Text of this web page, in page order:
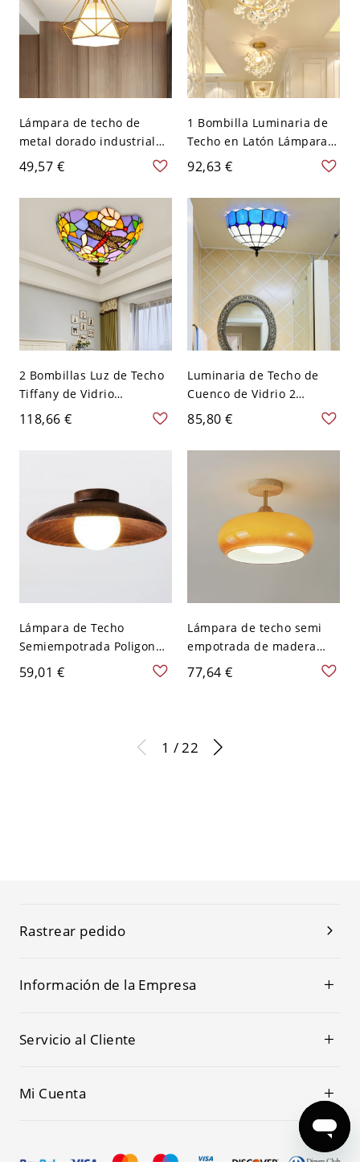
Lámpara de techo de
metal dorado industrial
con jaula de diamante
ligera y pantalla interior
de tela - 110 A 120 V
Dorado
49,57 €
1 Bombilla Luminaria de
Techo en Latón Lámpara
de Techo de Bolas de
Cristal para Dormitorio -
Latón 110 A 120 V
92,63 €
2 Bombillas Luz de Techo
Tiffany de Vidrio
Luminaria de Techo de
118,66 €
Luminaria de Techo de
Cuenco de Vidrio 2
Bombillas Luz de Techo
Cuadros para Sala - Azul
85,80 €
Lámpara de Techo
Semiempotrada Poligonal,
1 Luz Simple Bi-pin
Aleación con Pantalla
59,01 €
Lámpara de techo semi
empotrada de madera
moderna con pantalla de
vidrio blanco - Naranja
77,64 €
1 / 22
Rastrear pedido
Información de la Empresa
Servicio al Cliente
Mi Cuenta